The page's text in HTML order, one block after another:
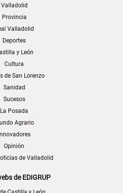
Valladolid
Provincia
Valladolid
Deportes
y León
Cultura
de San Lorenzo
Sanidad
Sucesos
La Posada
Agrario
Opinión
de Valladolid
de EDIGRUP